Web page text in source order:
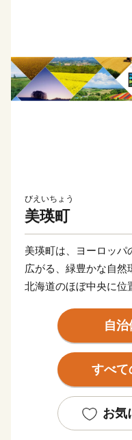
びえいちょう
美瑛町
美瑛町は、ヨーロッパ
広がる、緑豊かな自然
北海道のほぼ中央に位
「日本で最も美しい
美しい景観を次の世
暖の差が激しいため
自
すべて
お気